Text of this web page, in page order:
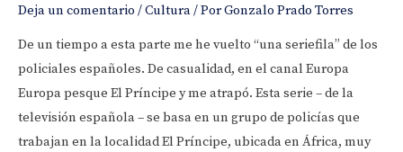
Deja un comentario /Cultura/ PorGonzalo Prado Torres
De un tiempo a esta parte me he vuelto “una seriefila” de los
policiales españoles. De casualidad, en el canal Europa
Europa pesque El Príncipe y me atrapó. Esta serie – de la
televisión española – se basa en un grupo de policías que
trabajan en la localidad El Príncipe, ubicada en África, muy